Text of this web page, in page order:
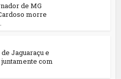
de MG
morre
Jaguaraçu e
com